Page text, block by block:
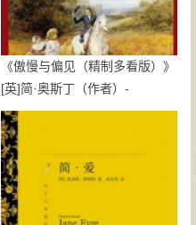
《傲慢与偏见（精制多看版）》
[英]简·奥斯丁（作者）-
epub+mobi